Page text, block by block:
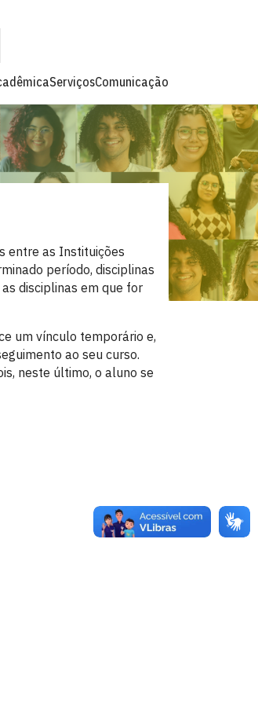
ServiçosComunicação
entre as Instituições
período, disciplinas
disciplinas em que for
um vínculo temporário e,
ao seu curso.
neste último, o aluno se